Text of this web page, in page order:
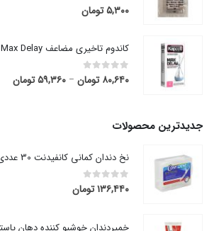
۵,۳۰۰تومان
کاندوم تاخیری مضاعف Max Delay کاپوت
0
out of 5
۸۰,۶۴۰ تومان – ۵۹,۳۶۰تومانقیمت
جدیدترین محصولات
نخ دندان کمانی کانفیدنت 30 عددی
0
out of 5
۱۳۶,۴۴۰تومان